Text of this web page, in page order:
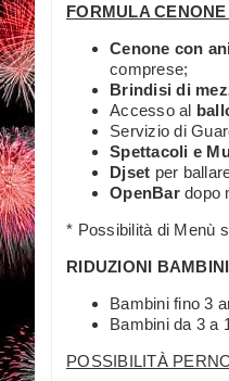
FORMULA
Cenone con
comprese;
Brindisi di
Accesso al
Servizio di
Spettacoli e
Djset per
OpenBardopo
* Possibilità di Menù
RIDUZIONI
Bambini fino 3
Bambini da 3 a
POSSIBILITÀ